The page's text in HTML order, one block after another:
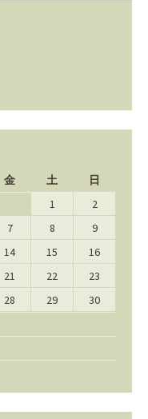
金 土 日
1
2
7 8
9
14 15
16
21 22
23
28 29
30